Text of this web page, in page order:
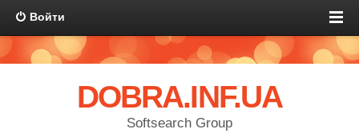
Войти
DOBRA.INF.UA
Softsearch Group